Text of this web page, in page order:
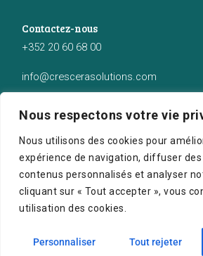
Nous respectons votre vie
Nous utilisons des cookies pour
expérience de navigation, diffuser
contenus personnalisés et analyser
cliquant sur « Tout accepter », vous
utilisation des cookies.
Personnaliser Tout rejeter
Contactez-nous
+352 20 60 68 00
info@crescerasolutions.com
50 route d’Esch (2ème étage),
Crescera Solutions © 2026.